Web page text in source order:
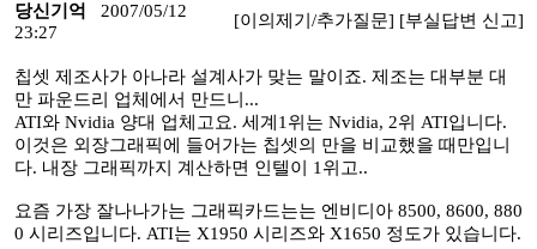
당신기억
2007/05/12
23:27
[이의제기/추가질문] [부실답변 신고]
칩셋 제조사가 아나라 설계사가 맞는 말이죠. 제조는 대부분 대
만 파운드리 업체에서 만드니...
ATI와 Nvidia 양대 업체고요. 세계1위는 Nvidia, 2위 ATI입니다.
이것은 외장그래픽에 들어가는 칩셋의 만을 비교했을 때만입니
다. 내장 그래픽까지 계산하면 인텔이 1위고..
요즘 가장 잘나나가는 그래픽카드는는 엔비디아 8500, 8600, 880
0 시리즈입니다. ATI는 X1950 시리즈와 X1650 정도가 있습니다.